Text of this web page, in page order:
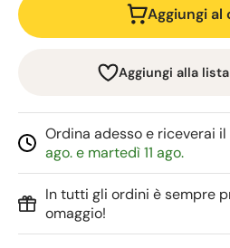
Aggiungi al
Aggiungi alla
Ordina adesso e riceverai
ago. e martedì 11 ago.
In tutti gli ordini è sempre
omaggio!